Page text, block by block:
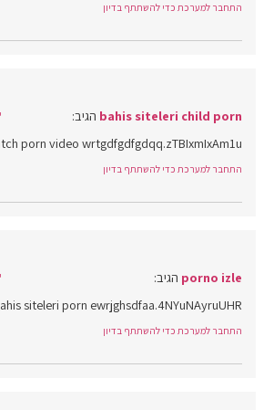
התחבר למערכת כדי להשתתף בדיון
bahis siteleri child porn הגיב:
porn video wrtgdfgdfgdqq.zTBIxmIxAm1u
התחבר למערכת כדי להשתתף בדיון
porno izle הגיב:
siteleri porn ewrjghsdfaa.4NYuNAyruUHR
התחבר למערכת כדי להשתתף בדיון